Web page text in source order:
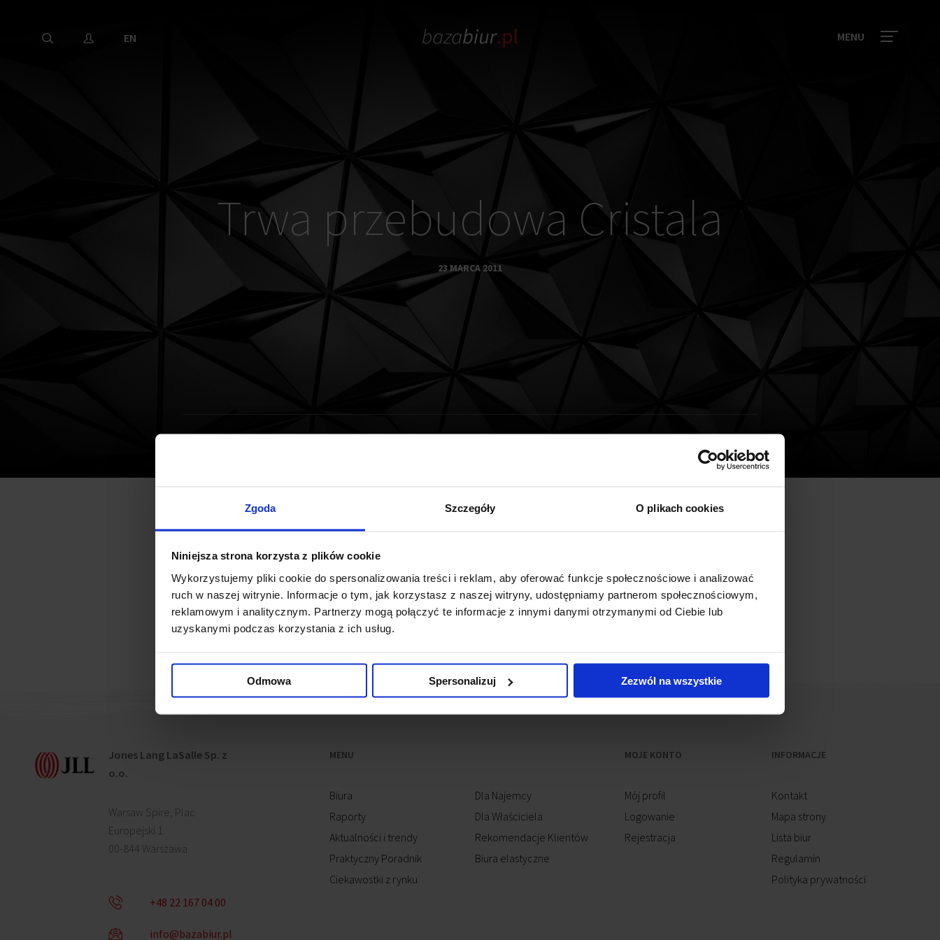
Zgoda Szczegóły O plikach cookies
Niniejsza strona korzysta z plików cookie
Wykorzystujemy pliki cookie do spersonalizowania treści i reklam, aby oferować funkcje społecznościowe i analizować
ruch w naszej witrynie. Informacje o tym, jak korzystasz z naszej witryny, udostępniamy partnerom społecznościowym,
reklamowym i analitycznym. Partnerzy mogą połączyć te informacje z innymi danymi otrzymanymi od Ciebie lub
uzyskanymi podczas korzystania z ich usług.
Odmowa Spersonalizuj Zezwól na wszystkie
EN MENU
Trwa przebudowa Cristala
23 MARCA 2011
Zakończenie przebudowy budynku Cristal w Gdańsku, zaplanowane jest w połowie trzeciego kwartału 2011 r.
Budynek zostanie rozbudowany, przebudowany wewnętrznie oraz zmodernizowany. Niedawno rozpoczęły się prace
elewacyjne. Nowy Cristal będzie nowoczesnym i funkcjonalnym budynkiem biurowo-handlowym, o łącznej
powierzchni najmu ok. 1 700 m2. Inwestorem przedsięwzięcia jest firma Capital Park.
Jones Lang LaSalle Sp. z
o.o.
Warsaw Spire, Plac
Europejski 1
00-844 Warszawa
+48 22 167 04 00
info@bazabiur.pl
MENU
Biura
Raporty
Aktualności i trendy
Praktyczny Poradnik
Ciekawostki z rynku
Dla Najemcy
Dla Właściciela
Rekomendacje Klientów
Biura elastyczne
MOJE KONTO
Mój profil
Logowanie
Rejestracja
INFORMACJE
Kontakt
Mapa strony
Lista biur
Regulamin
Polityka prywatności